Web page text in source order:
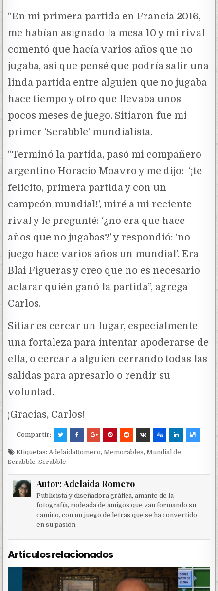
“En mi primera partida en Francia 2016,
me habían asignado la mesa 10 y mi rival
comentó que hacía varios años que no
jugaba, así que pensé que podría salir una
linda partida entre alguien que no jugaba
hace tiempo y otro que llevaba unos
pocos meses de juego. Sitiaron fue mi
primer ‘Scrabble’ mundialista.
“Terminó la partida, pasó mi compañero
argentino Horacio Moavro y me dijo: ‘¡te
felicito, primera partida y con un
campeón mundial!’, miré a mi reciente
rival y le pregunté: ‘¿no era que hace
años que no jugabas?’ y respondió: ‘no
juego hace varios años un mundial’. Era
Blai Figueras y creo que no es necesario
aclarar quién ganó la partida”, agrega
Carlos.
Sitiar es cercar un lugar, especialmente
una fortaleza para intentar apoderarse de
ella, o cercar a alguien cerrando todas las
salidas para apresarlo o rendir su
voluntad.
¡Gracias, Carlos!
Compartir:
Etiquetas: AdelaidaRomero,Memorables,Mundial de
Scrabble,Scrabble
Autor:Adelaida Romero
Publicista y diseñadora gráfica, amante de la
fotografía, rodeada de amigos que van formando su
camino, con un juego de letras que se ha convertido
en su pasión.
Artículos relacionados